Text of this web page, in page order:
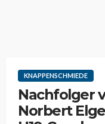
KNAPPENSCHMIEDE
Nachfolger
Norbert